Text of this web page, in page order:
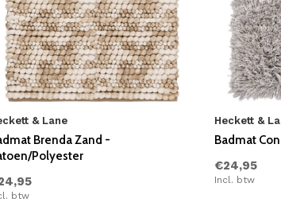
& Lane
Brenda Zand -
Polyester
btw
Heckett &
Badmat
€24,95
Incl. btw